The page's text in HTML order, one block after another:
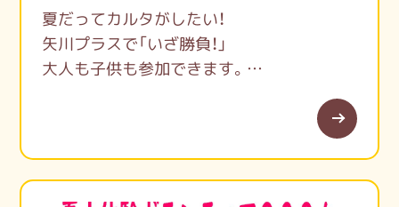
夏だってカルタがしたい！
矢川プラスで「いざ勝負！」
大人も子供も参加できます。